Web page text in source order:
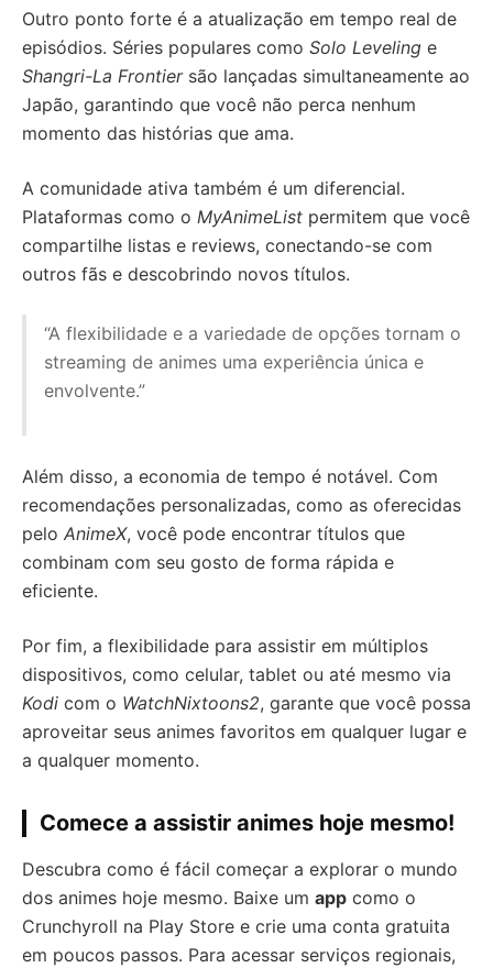
Outro ponto forte é a atualização em tempo real de
episódios. Séries populares como Solo Leveling e
Shangri-La Frontiersão lançadas simultaneamente ao
Japão, garantindo que você não perca nenhum
momento das histórias que ama.
A comunidade ativa também é um diferencial.
Plataformas como o MyAnimeList permitem que você
compartilhe listas e reviews, conectando-se com
outros fãs e descobrindo novos títulos.
“A flexibilidade e a variedade de opções tornam o
streaming de animes uma experiência única e
envolvente.”
Além disso, a economia de tempo é notável. Com
recomendações personalizadas, como as oferecidas
pelo AnimeX, você pode encontrar títulos que
combinam com seu gosto de forma rápida e
eficiente.
Por fim, a flexibilidade para assistir em múltiplos
dispositivos, como celular, tablet ou até mesmo via
Kodi com o WatchNixtoons2, garante que você possa
aproveitar seus animes favoritos em qualquer lugar e
a qualquer momento.
Comece a assistir animes hoje mesmo!
Descubra como é fácil começar a explorar o mundo
dos animes hoje mesmo. Baixe um app como o
Crunchyroll na Play Store e crie uma conta gratuita
em poucos passos. Para acessar serviços regionais,